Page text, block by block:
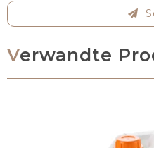
Verwandte